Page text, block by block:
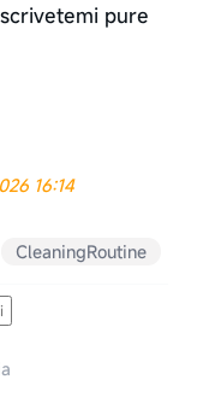
pure
16:14
CleaningRoutine